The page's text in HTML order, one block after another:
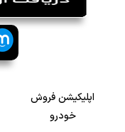
اپلیکیشن فروش
خودرو